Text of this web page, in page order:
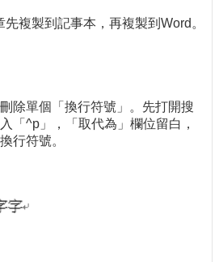
複製到記事本，再複製到Word。
除單個「換行符號」。先打開搜
「^p」，「取代為」欄位留白，
行符號。